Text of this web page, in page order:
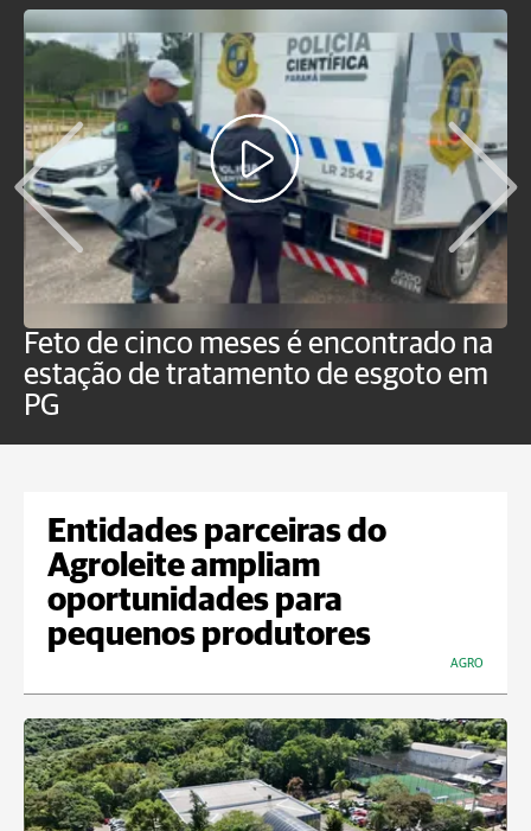
Feto de cinco meses é encontrado na
estação de tratamento de esgoto em
PG
Entidades parceiras do
Agroleite ampliam
oportunidades para
pequenos produtores
AGRO